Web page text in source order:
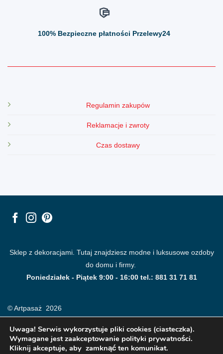
100% Bezpieczne płatności Przelewy24
Regulamin zakupów
Reklamacje i zwroty
Czas dostawy
Sklep z dekoracjami. Tutaj znajdziesz modne i luksusowe ozdoby
do domu i firmy.
Poniedziałek - Piątek 9:00 - 16:00 tel.: 881 31 71 81
© Artpasaż 2026
Uwaga! Serwis wykorzystuje pliki cookies (ciasteczka).
Wymagane jest zaakceptowanie polityki prywatności.
Kliknij akceptuje, aby zamknąć ten komunikat.